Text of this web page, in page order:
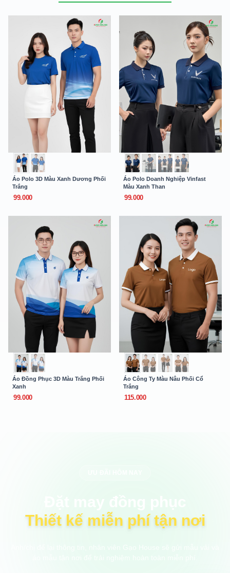
Áo Polo 3D Màu Xanh Dương Phối
Trắng
99.000
Áo Polo Doanh Nghiệp Vinfast
Màu Xanh Than
99.000
Áo Đồng Phục 3D Màu Trắng Phối
Xanh
99.000
Áo Công Ty Màu Nâu Phối Cổ
Trắng
115.000
Thiết kế miễn phí tận nơi